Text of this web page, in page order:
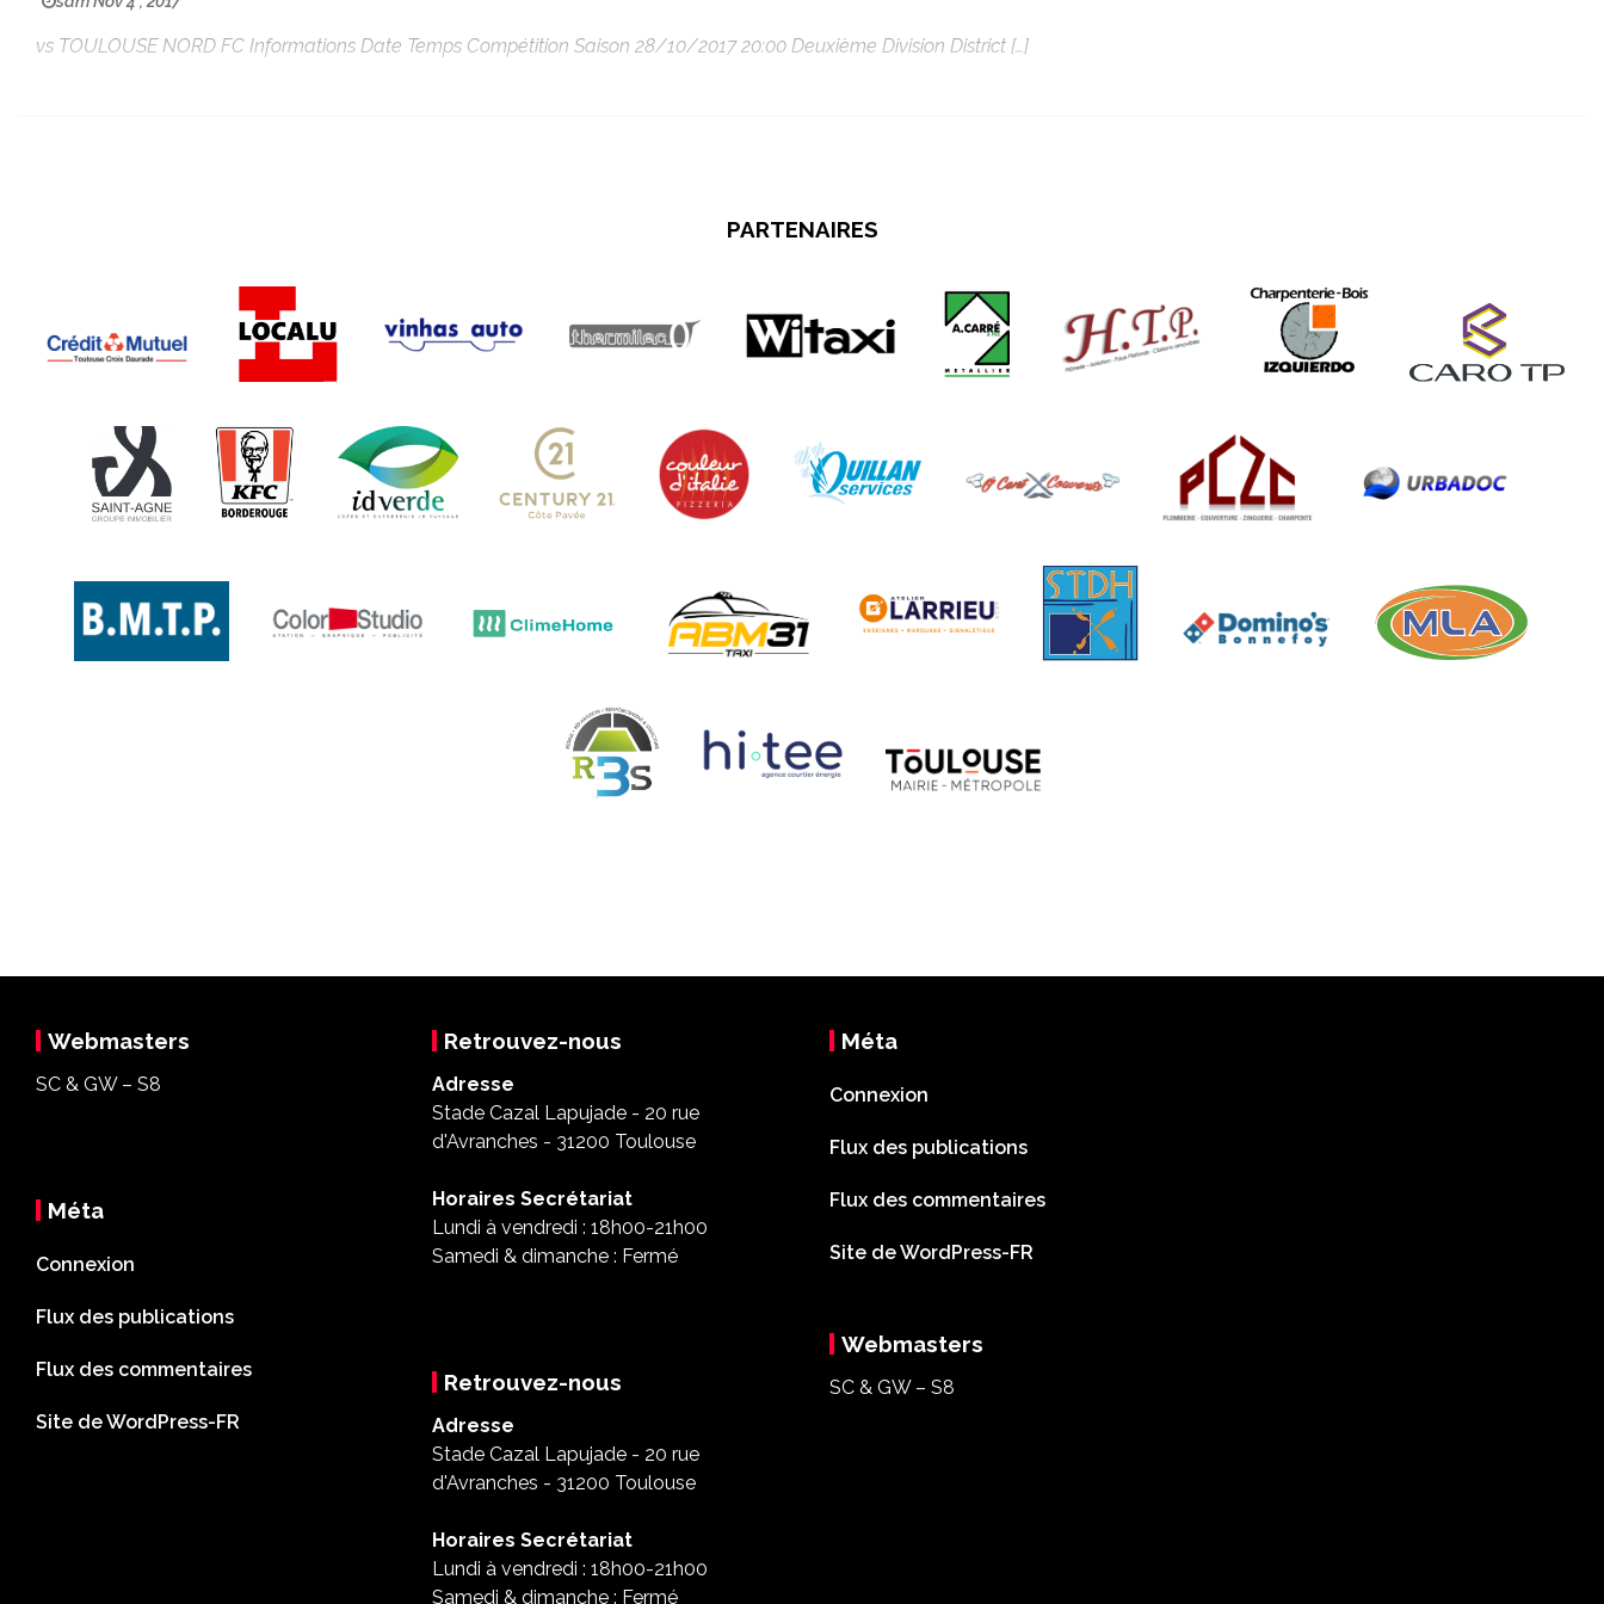
vs TOULOUSE NORD FC Informations Date Temps Compétition Saison 28/10/2017 20:00 Deuxième Division District […]
PARTENAIRES
Webmasters
SC & GW – S8
Méta
Connexion
Flux des publications
Flux des commentaires
Site de WordPress-FR
Retrouvez-nous
Adresse
Stade Cazal Lapujade - 20 rue
d'Avranches - 31200 Toulouse
Horaires Secrétariat
Lundi à vendredi : 18h00-21h00
Samedi & dimanche : Fermé
Retrouvez-nous
Adresse
Stade Cazal Lapujade - 20 rue
d'Avranches - 31200 Toulouse
Horaires Secrétariat
Lundi à vendredi : 18h00-21h00
Samedi & dimanche : Fermé
Méta
Connexion
Flux des publications
Flux des commentaires
Site de WordPress-FR
Webmasters
SC & GW – S8